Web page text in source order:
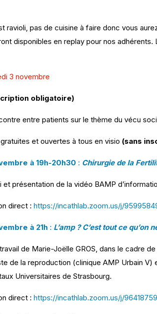
ravioli, pas de cuisine à faire donc vous
disponibles en replay pour nos
3 novembre
obligatoire)
entre patients sur le thème du vécu
gratuites et ouvertes à tous en visio (sans
à 19h-20h30 : Chirurgie de la
et présentation de la vidéo BAMP
direct : https://incathlab.zoom.us/j/
à 21h : L’amp ? C’est tout ce qu’on
de Marie-Joëlle GROS, dans le cadre
de la reproduction (clinique AMP Urbain
Universitaires de Strasbourg.
direct : https://incathlab.zoom.us/j/